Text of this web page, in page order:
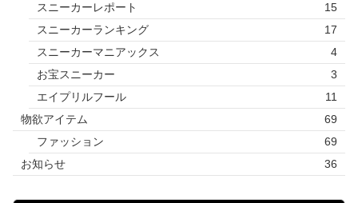
スニーカーレポート
15
スニーカーランキング
17
スニーカーマニアックス
4
お宝スニーカー
3
エイプリルフール
11
物欲アイテム
69
ファッション
69
お知らせ
36